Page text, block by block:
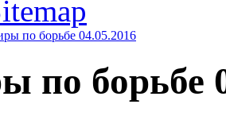
по борьбе 04.05.2016
по борьбе